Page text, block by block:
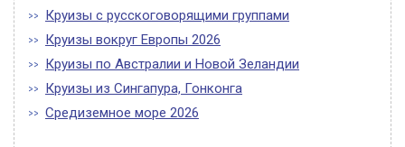
Круизы с русскоговорящими группами
Круизы вокруг Европы 2026
Круизы по Австралии и Новой Зеландии
Круизы из Сингапура, Гонконга
Средиземное море 2026